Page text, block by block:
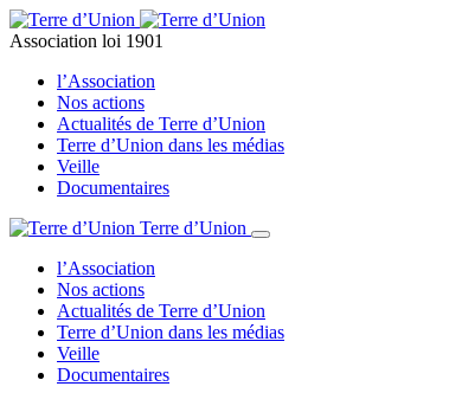
Association loi 1901
l’Association
Nos actions
Actualités de Terre d’Union
Terre d’Union dans les médias
Veille
Documentaires
Terre d’Union
l’Association
Nos actions
Actualités de Terre d’Union
Terre d’Union dans les médias
Veille
Documentaires